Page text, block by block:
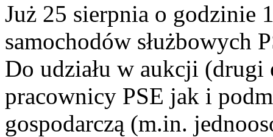
Już 25 sierpnia o godzinie
samochodów służbowych
Do udziału w aukcji (drugi
pracownicy PSE jak i
gospodarczą (m.in.